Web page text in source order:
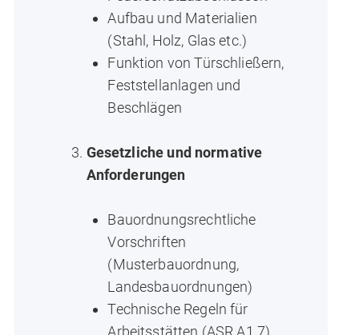
Aufbau und Materialien
(Stahl, Holz, Glas etc.)
Funktion von Türschließern,
Feststellanlagen und
Beschlägen
Gesetzliche und normative
Anforderungen
Bauordnungsrechtliche
Vorschriften
(Musterbauordnung,
Landesbauordnungen)
Technische Regeln für
Arbeitsstätten (ASR A1.7)